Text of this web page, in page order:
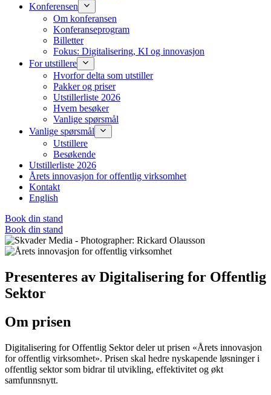
Konferensen
Om konferansen
Konferanseprogram
Billetter
Fokus: Digitalisering, KI og innovasjon
For utstillere
Hvorfor delta som utstiller
Pakker og priser
Utstillerliste 2026
Hvem besøker
Vanlige spørsmål
Vanlige spørsmål
Utstillere
Besøkende
Utstillerliste 2026
Årets innovasjon for offentlig virksomhet
Kontakt
English
Book din stand
Book din stand
Presenteres av Digitalisering for Offentlig
Sektor
Om prisen
Digitalisering for Offentlig Sektor deler ut prisen «Årets innovasjon
for offentlig virksomhet». Prisen skal hedre nyskapende løsninger i
offentlig sektor som bidrar til utvikling, effektivitet og økt
samfunnsnytt.